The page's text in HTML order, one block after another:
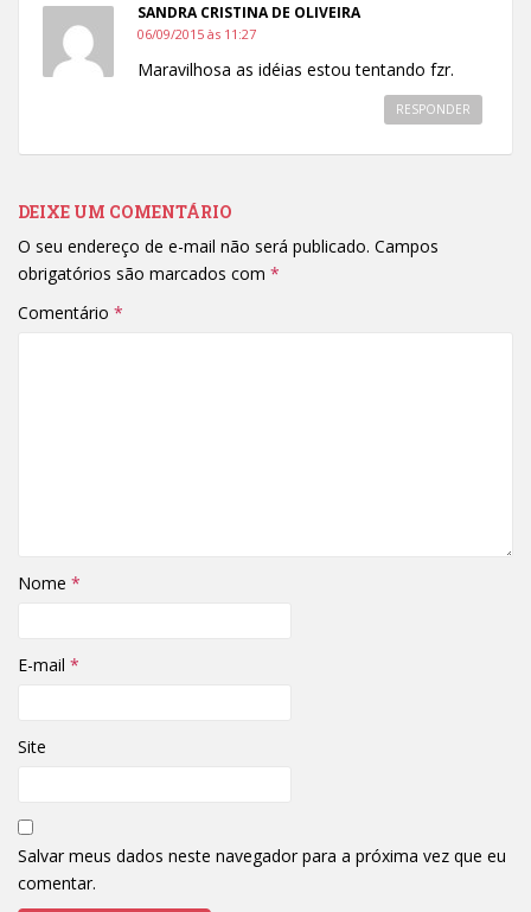
SANDRA CRISTINA DE OLIVEIRA
06/09/2015 às 11:27
Maravilhosa as idéias estou tentando fzr.
RESPONDER
DEIXE UM COMENTÁRIO
O seu endereço de e-mail não será publicado. Campos
obrigatórios são marcados com *
Comentário *
Nome *
E-mail *
Site
Salvar meus dados neste navegador para a próxima vez que eu
comentar.